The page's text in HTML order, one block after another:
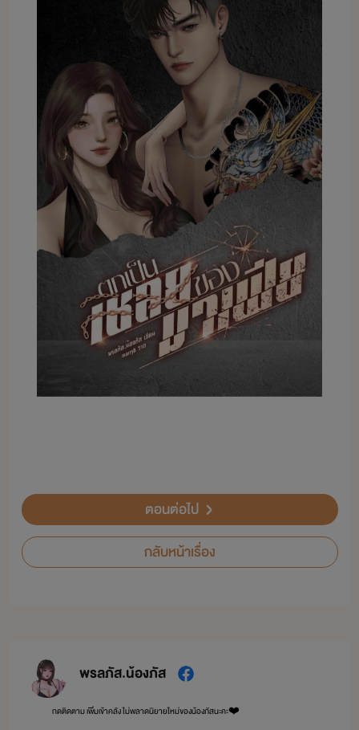
ตอนต่อไป
กลับหน้าเรื่อง
พรลภัส.น้องภัส
กดติดตาม เพิ่มเข้าคลัง ไม่พลาดนิยายใหม่ของน้องภัสนะคะ❤️